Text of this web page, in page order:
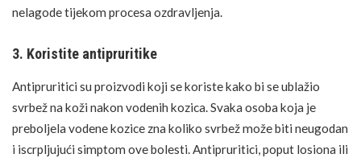
nelagode tijekom procesa ozdravljenja.
3. Koristite antipruritike
Antipruritici su proizvodi koji se koriste kako bi se ublažio
svrbež na koži nakon vodenih kozica. Svaka osoba koja je
preboljela vodene kozice zna koliko svrbež može biti neugodan
i iscrpljujući simptom ove bolesti. Antipruritici, poput losiona ili